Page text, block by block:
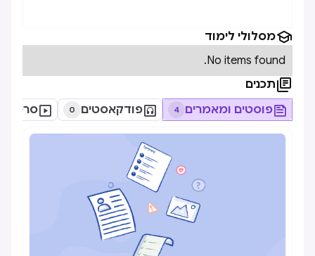
מסלולי לימוד
No items found.
תכנים
פוסטים ומאמרים 4
פודקאסטים 0
